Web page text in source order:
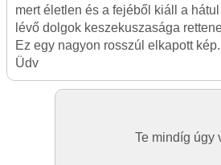
mert életlen és a fejéből kiáll a
lévő dolgok keszekuszasága
Ez egy nagyon rosszúl elkapott kép.
Üdv
Te mindíg úgy